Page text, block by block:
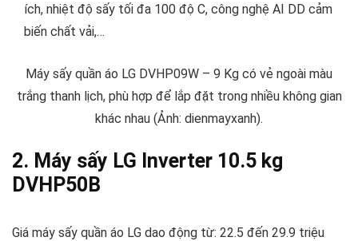
ích, nhiệt độ sấy tối đa 100 độ C, công nghệ AI DD cảm
biến chất vải,…
Máy sấy quần áo LG DVHP09W – 9 Kg có vẻ ngoài màu
trắng thanh lịch, phù hợp để lắp đặt trong nhiều không gian
khác nhau (Ảnh: dienmayxanh).
2. Máy sấy LG Inverter 10.5 kg
DVHP50B
Giá máy sấy quần áo LG dao động từ: 22.5 đến 29.9 triệu